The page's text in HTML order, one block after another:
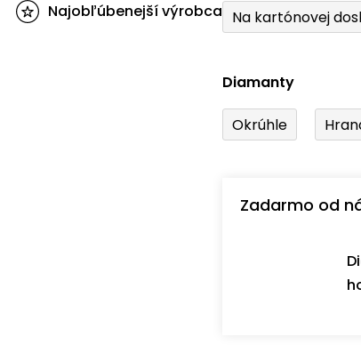
Na kartónovej
Diamanty
Okrúhle
Zadarmo od
Najobľúbenejší výrobca